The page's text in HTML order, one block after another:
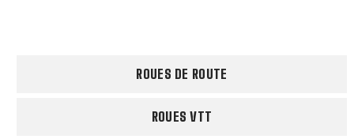
ROUES DE ROUTE
ROUES VTT